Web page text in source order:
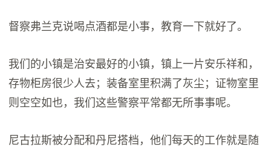
督察弗兰克说喝点酒都是小事，教育一下就好了。
我们的小镇是治安最好的小镇，镇上一片安乐祥和，
存物柜房很少人去；装备室里积满了灰尘；证物室里
则空空如也，我们这些警察平常都无所事事呢。
尼古拉斯被分配和丹尼搭档，他们每天的工作就是随